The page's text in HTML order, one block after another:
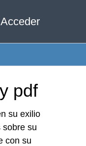
Acceder
pdf
su exilio
sobre su
con su